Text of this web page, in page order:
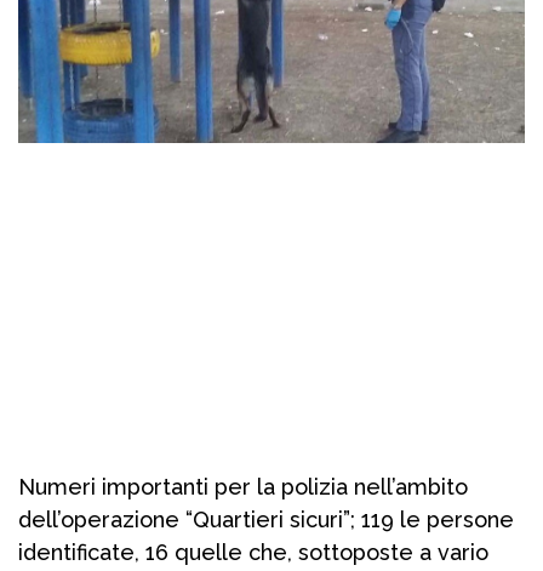
Numeri importanti per la polizia nell’ambito
dell’operazione “Quartieri sicuri”; 119 le persone
identificate, 16 quelle che, sottoposte a vario